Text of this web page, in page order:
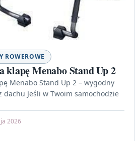
ROWEROWE
klapę Menabo Stand Up 2
Menabo Stand Up 2 – wygodny
Jeśli w Twoim samochodzie
2026